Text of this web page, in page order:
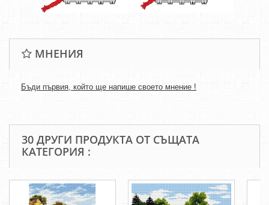
МНЕНИЯ
Бъди първия, който ще напише своето мнение !
30 ДРУГИ ПРОДУКТА ОТ СЪЩАТА
КАТЕГОРИЯ :